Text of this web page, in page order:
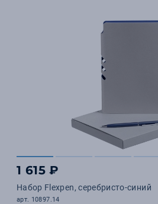
1 615 ₽
Набор Flexpen, серебристо-синий
арт. 10897.14